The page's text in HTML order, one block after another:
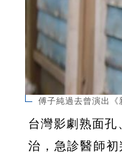
傅子純過去曾演出《
台灣影劇熟面
治，急診醫師